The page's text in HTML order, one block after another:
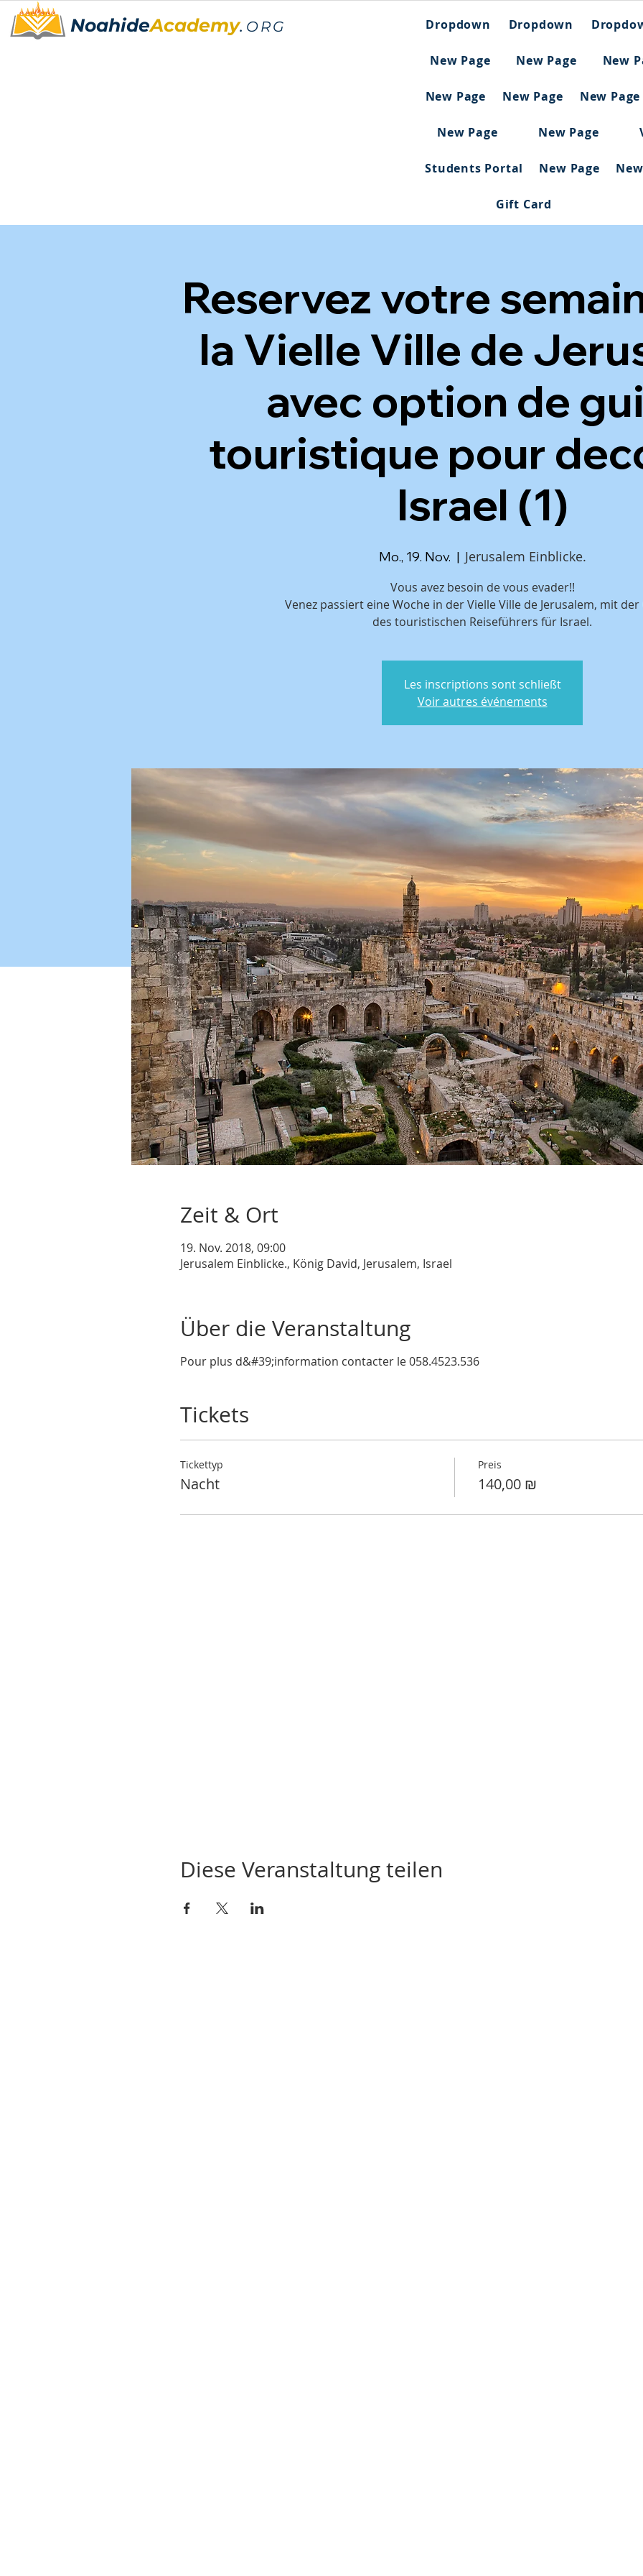
NoahideAcademy. ORG Dropdown Dropdown
New Page New Page New
New Page New Page New Page
New Page New Page
Students Portal New Page
Gift Card
Reservez votre
la Vielle Ville de
avec option de
touristique pour
Israel (1)
Mo., 19. Nov.
  |
Jerusalem Einblicke.
Vous avez besoin de vous evader!!
Venez passiert eine Woche in der Vielle Ville de Jerusalem, mit
des touristischen Reiseführers für Israel.
Les inscriptions sont schließt
Voir autres événements
Zeit & Ort
19. Nov. 2018, 09:00
Jerusalem Einblicke., König David, Jerusalem, Israel
Über die Veranstaltung
Pour plus d&#39;information contacter le 058.4523.536
Tickets
Tickettyp
Nacht
Preis
140,00 ₪
Diese Veranstaltung teilen